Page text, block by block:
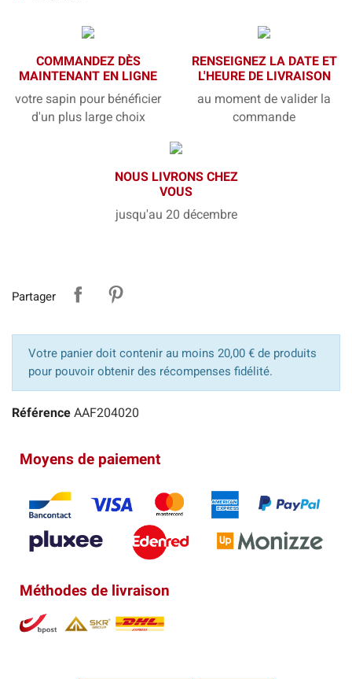
COMMANDEZ DÈS
MAINTENANT EN LIGNE
votre sapin pour bénéficier
d'un plus large choix
RENSEIGNEZ LA DATE ET
L'HEURE DE LIVRAISON
au moment de valider la
commande
NOUS LIVRONS CHEZ
VOUS
jusqu'au 20 décembre
Partager
Votre panier doit contenir au moins 20,00 € de produits
pour pouvoir obtenir des récompenses fidélité.
Référence AAF204020
Moyens de paiement
Méthodes de livraison